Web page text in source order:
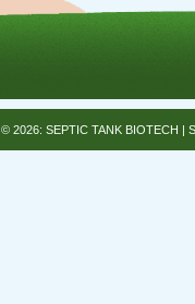
© 2026: SEPTIC TANK BIOTECH |